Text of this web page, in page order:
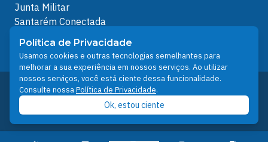
Junta Militar
Santarém Conectada
Política de Privacidade
People illustrations by Storyset
Desenvolvido pelo Núcleo Técnico de Gestão de
Tecnologia da Informação - NTI
Prefeitura de Santarém © 2026
Política de Privacidade
Usamos cookies e outras tecnologias semelhantes para
melhorar a sua experiência em nossos serviços. Ao utilizar
nossos serviços, você está ciente dessa funcionalidade.
Consulte nossaPolítica de Privacidade.
Ok, estou ciente